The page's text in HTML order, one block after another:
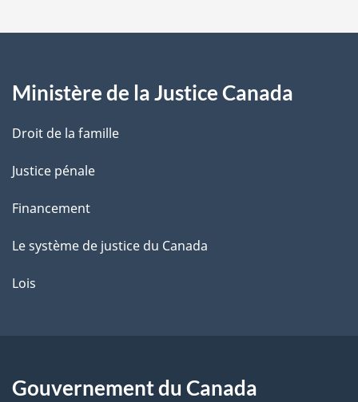
a
Ministère de la Justice Canada
Droit de la famille
Justice pénale
Financement
Le système de justice du Canada
Lois
Gouvernement du Canada